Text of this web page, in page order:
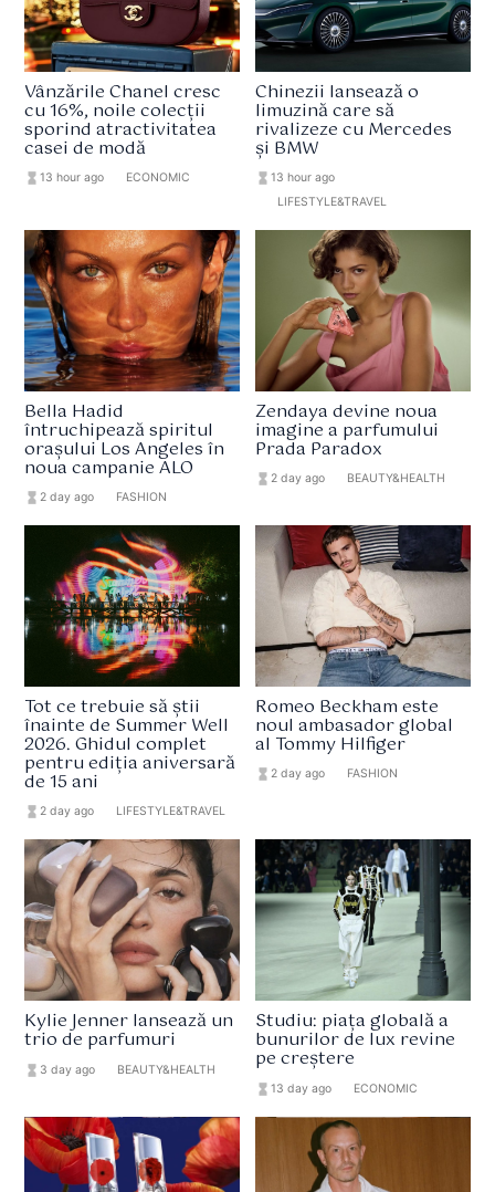
Vânzările Chanel cresc
cu 16%, noile colecții
sporind atractivitatea
casei de modă
hourglass_full13 hour ago ECONOMIC
Chinezii lansează o
limuzină care să
rivalizeze cu Mercedes
și BMW
hourglass_full 13 hour ago
LIFESTYLE&TRAVEL
Bella Hadid
întruchipează spiritul
orașului Los Angeles în
noua campanie ALO
hourglass_full 2 day ago FASHION
Zendaya devine noua
imagine a parfumului
Prada Paradox
hourglass_full 2 day ago BEAUTY&HEALTH
Tot ce trebuie să știi
înainte de Summer Well
2026. Ghidul complet
pentru ediția aniversară
de 15 ani
hourglass_full 2 day ago LIFESTYLE&TRAVEL
Romeo Beckham este
noul ambasador global
al Tommy Hilfiger
hourglass_full 2 day ago FASHION
Kylie Jenner lansează un
trio de parfumuri
hourglass_full 3 day ago BEAUTY&HEALTH
Studiu: piața globală a
bunurilor de lux revine
pe creștere
hourglass_full 13 day ago ECONOMIC